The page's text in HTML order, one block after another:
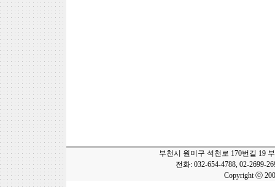
부천시 원미구 석천로 170번길 19
전화: 032-654-4788, 02-2699-
Copyright ⓒ